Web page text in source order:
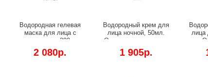
Водородная гелевая
маска для лица с
витаминами, 200мл.
Омоложение,
увлажнение и
2 080р.
Водородный крем для
лица ночной, 50мл.
Омоложение и вывод
токсинов, витаминный
заряд.
1 905р.
лица